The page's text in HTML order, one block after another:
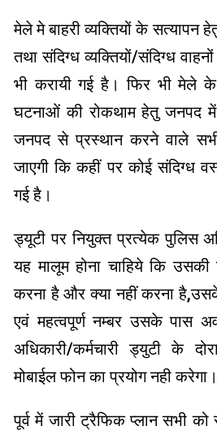
मेले मे बाहरी व्यक्तियों के सत्यापन
तथा संदिग्ध व्यक्तियों/संदिग्ध
भी करायी गई है। फिर भी मेले
घटनाओं की रोकथाम हेतु जनपद
जनपद से प्रस्थान करने वाले
जाएगी कि कहीं पर कोई संदिग्ध
गई है।
ड्यूटी पर नियुक्त प्रत्येक पुलिस
यह मालूम होना चाहिये कि
करना है और क्या नहीं करना है,उसके
एवं महत्वपूर्ण नम्बर उसके पास
अधिकारी/कर्मचारी ड्युटी के
मोबाईल फोन का प्रयोग नही करेगा।
पूर्व में जारी ट्रैफिक प्लान सभी